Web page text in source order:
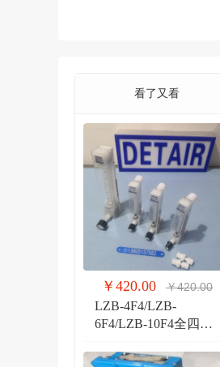
看了又看
￥420.00 ￥420.00
LZB-4F4/LZB-
6F4/LZB-10F4全四氟
气体玻璃管PVDF流量